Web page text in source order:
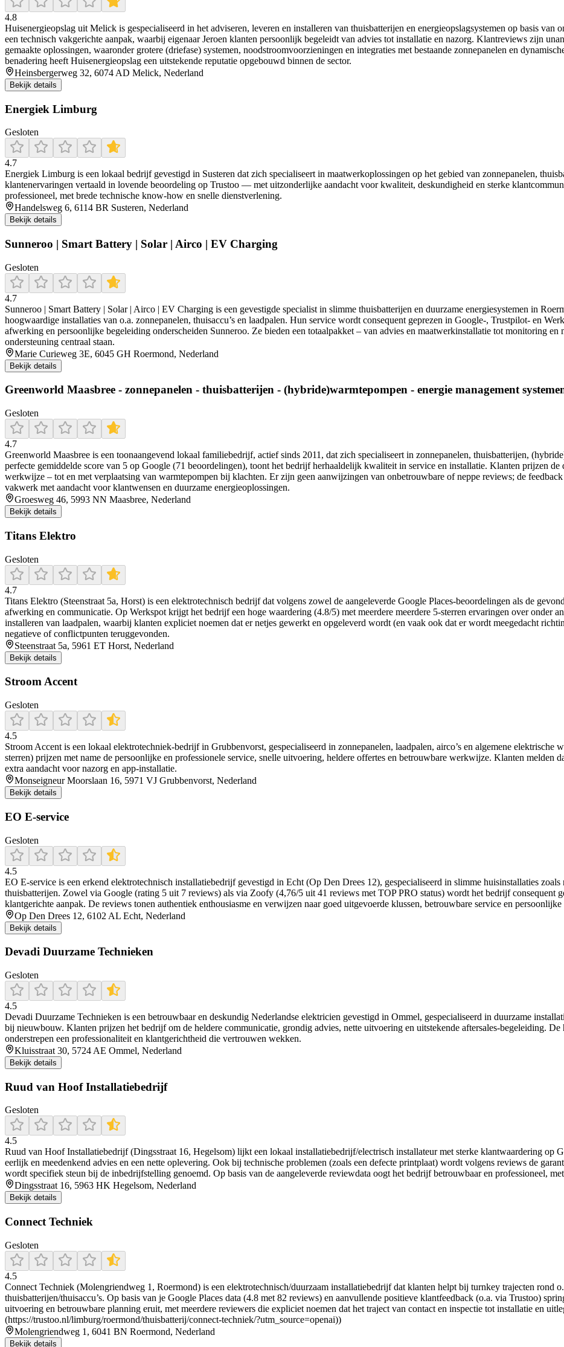
4.8
Huisenergieopslag uit Melick is gespecialiseerd in het adviseren, leveren en installeren van thuisbatterijen en energieopslagsystemen op basis
een technisch vakgerichte aanpak, waarbij eigenaar Jeroen klanten persoonlijk begeleidt van advies tot installatie en nazorg. Klantreviews zijn
gemaakte oplossingen, waaronder grotere (driefase) systemen, noodstroomvoorzieningen en integraties met bestaande zonnepanelen en
benadering heeft Huisenergieopslag een uitstekende reputatie opgebouwd binnen de sector.
Heinsbergerweg 32, 6074 AD Melick, Nederland
Bekijk details
Energiek Limburg
Gesloten
4.7
Energiek Limburg is een lokaal bedrijf gevestigd in Susteren dat zich specialiseert in maatwerkoplossingen op het gebied van zonnepanelen,
klantenervaringen vertaald in lovende beoordeling op Trustoo — met uitzonderlijke aandacht voor kwaliteit, deskundigheid en sterke
professioneel, met brede technische know-how en snelle dienstverlening.
Handelsweg 6, 6114 BR Susteren, Nederland
Bekijk details
Sunneroo | Smart Battery | Solar | Airco | EV Charging
Gesloten
4.7
Sunneroo | Smart Battery | Solar | Airco | EV Charging is een gevestigde specialist in slimme thuisbatterijen en duurzame energiesystemen in
hoogwaardige installaties van o.a. zonnepanelen, thuisaccu’s en laadpalen. Hun service wordt consequent geprezen in Google‑, Trustpilot‑ en
afwerking en persoonlijke begeleiding onderscheiden Sunneroo. Ze bieden een totaalpakket – van advies en maatwerkinstallatie tot monitoring
ondersteuning centraal staan.
Marie Curieweg 3E, 6045 GH Roermond, Nederland
Bekijk details
Greenworld Maasbree - zonnepanelen - thuisbatterijen - (hybride)warmtepompen - energie management
Gesloten
4.7
Greenworld Maasbree is een toonaangevend lokaal familiebedrijf, actief sinds 2011, dat zich specialiseert in zonnepanelen, thuisbatterijen,
perfecte gemiddelde score van 5 op Google (71 beoordelingen), toont het bedrijf herhaaldelijk kwaliteit in service en installatie. Klanten prijzen
werkwijze – tot en met verplaatsing van warmtepompen bij klachten. Er zijn geen aanwijzingen van onbetrouwbare of neppe reviews; de
vakwerk met aandacht voor klantwensen en duurzame energieoplossingen.
Groesweg 46, 5993 NN Maasbree, Nederland
Bekijk details
Titans Elektro
Gesloten
4.7
Titans Elektro (Steenstraat 5a, Horst) is een elektrotechnisch bedrijf dat volgens zowel de aangeleverde Google Places-beoordelingen als de
afwerking en communicatie. Op Werkspot krijgt het bedrijf een hoge waardering (4.8/5) met meerdere meerdere 5-sterren ervaringen over onder
installeren van laadpalen, waarbij klanten expliciet noemen dat er netjes gewerkt en opgeleverd wordt (en vaak ook dat er wordt meegedacht
negatieve of conflictpunten teruggevonden.
Steenstraat 5a, 5961 ET Horst, Nederland
Bekijk details
Stroom Accent
Gesloten
4.5
Stroom Accent is een lokaal elektrotechniek‑bedrijf in Grubbenvorst, gespecialiseerd in zonnepanelen, laadpalen, airco’s en algemene
sterren) prijzen met name de persoonlijke en professionele service, snelle uitvoering, heldere offertes en betrouwbare werkwijze. Klanten melden
extra aandacht voor nazorg en app‑installatie.
Monseigneur Moorslaan 16, 5971 VJ Grubbenvorst, Nederland
Bekijk details
EO E-service
Gesloten
4.5
EO E‑service is een erkend elektrotechnisch installatiebedrijf gevestigd in Echt (Op Den Drees 12), gespecialiseerd in slimme huisinstallaties
thuisbatterijen. Zowel via Google (rating 5 uit 7 reviews) als via Zoofy (4,76/5 uit 41 reviews met TOP PRO status) wordt het bedrijf consequent
klantgerichte aanpak. De reviews tonen authentiek enthousiasme en verwijzen naar goed uitgevoerde klussen, betrouwbare service en
Op Den Drees 12, 6102 AL Echt, Nederland
Bekijk details
Devadi Duurzame Technieken
Gesloten
4.5
Devadi Duurzame Technieken is een betrouwbaar en deskundig Nederlandse elektricien gevestigd in Ommel, gespecialiseerd in duurzame
bij nieuwbouw. Klanten prijzen het bedrijf om de heldere communicatie, grondig advies, nette uitvoering en uitstekende aftersales-begeleiding.
onderstrepen een professionaliteit en klantgerichtheid die vertrouwen wekken.
Kluisstraat 30, 5724 AE Ommel, Nederland
Bekijk details
Ruud van Hoof Installatiebedrijf
Gesloten
4.5
Ruud van Hoof Installatiebedrijf (Dingsstraat 16, Hegelsom) lijkt een lokaal installatiebedrijf/electrisch installateur met sterke klantwaardering op
eerlijk en meedenkend advies en een nette oplevering. Ook bij technische problemen (zoals een defecte printplaat) wordt volgens reviews de
wordt specifiek steun bij de inbedrijfstelling genoemd. Op basis van de aangeleverde reviewdata oogt het bedrijf betrouwbaar en professioneel,
Dingsstraat 16, 5963 HK Hegelsom, Nederland
Bekijk details
Connect Techniek
Gesloten
4.5
Connect Techniek (Molengriendweg 1, Roermond) is een elektrotechnisch/duurzaam installatiebedrijf dat klanten helpt bij turnkey trajecten rond
thuisbatterijen/thuisaccu’s. Op basis van je Google Places data (4.8 met 82 reviews) en aanvullende positieve klantfeedback (o.a. via Trustoo)
uitvoering en betrouwbare planning eruit, met meerdere reviewers die expliciet noemen dat het traject van contact en inspectie tot installatie en
(https://trustoo.nl/limburg/roermond/thuisbatterij/connect-techniek/?utm_source=openai))
Molengriendweg 1, 6041 BN Roermond, Nederland
Bekijk details